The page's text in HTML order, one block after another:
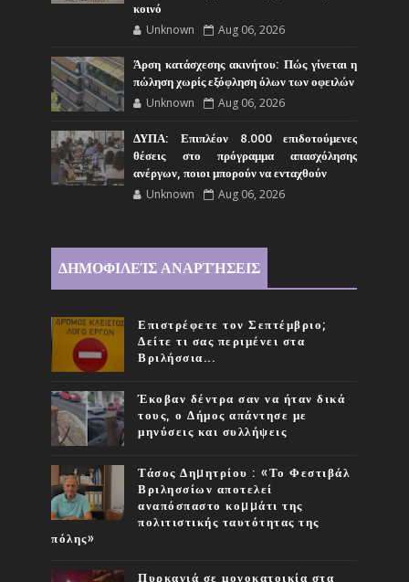
κοινό
Unknown Aug 06, 2026
Άρση κατάσχεσης ακινήτου: Πώς γίνεται η
πώληση χωρίς εξόφληση όλων των οφειλών
Unknown Aug 06, 2026
ΔΥΠΑ: Επιπλέον 8.000 επιδοτούμενες
θέσεις στο πρόγραμμα απασχόλησης
ανέργων, ποιοι μπορούν να ενταχθούν
Unknown Aug 06, 2026
ΔΗΜΟΦΙΛΕΊΣ ΑΝΑΡΤΉΣΕΙΣ
Επιστρέφετε τον Σεπτέμβριο;
Δείτε τι σας περιμένει στα
Βριλήσσια...
Έκοβαν δέντρα σαν να ήταν δικά
τους, ο Δήμος απάντησε με
μηνύσεις και συλλήψεις
Τάσος Δηµητρίου : «Το Φεστιβάλ
Βριλησσίων αποτελεί
αναπόσπαστο κοµµάτι της
πολιτιστικής ταυτότητας της
πόλης»
Πυρκαγιά σε μονοκατοικία στα